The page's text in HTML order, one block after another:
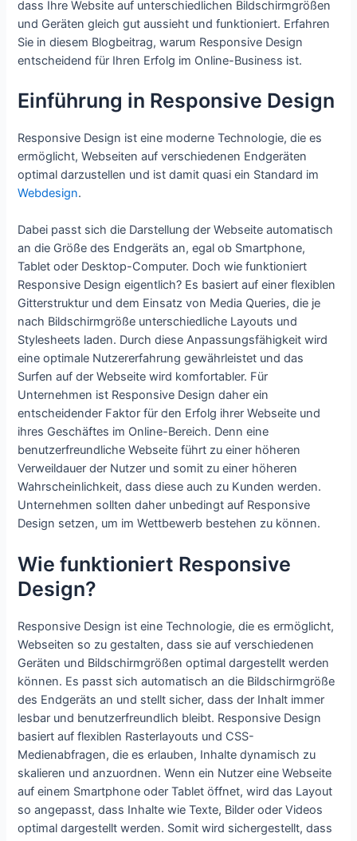
dass Ihre Website auf unterschiedlichen Bildschirmgrößen
und Geräten gleich gut aussieht und funktioniert. Erfahren
Sie in diesem Blogbeitrag, warum Responsive Design
entscheidend für Ihren Erfolg im Online-Business ist.
Einführung in Responsive Design
Responsive Design ist eine moderne Technologie, die es
ermöglicht, Webseiten auf verschiedenen Endgeräten
optimal darzustellen und ist damit quasi ein Standard im
Webdesign.
Dabei passt sich die Darstellung der Webseite automatisch
an die Größe des Endgeräts an, egal ob Smartphone,
Tablet oder Desktop-Computer. Doch wie funktioniert
Responsive Design eigentlich? Es basiert auf einer flexiblen
Gitterstruktur und dem Einsatz von Media Queries, die je
nach Bildschirmgröße unterschiedliche Layouts und
Stylesheets laden. Durch diese Anpassungsfähigkeit wird
eine optimale Nutzererfahrung gewährleistet und das
Surfen auf der Webseite wird komfortabler. Für
Unternehmen ist Responsive Design daher ein
entscheidender Faktor für den Erfolg ihrer Webseite und
ihres Geschäftes im Online-Bereich. Denn eine
benutzerfreundliche Webseite führt zu einer höheren
Verweildauer der Nutzer und somit zu einer höheren
Wahrscheinlichkeit, dass diese auch zu Kunden werden.
Unternehmen sollten daher unbedingt auf Responsive
Design setzen, um im Wettbewerb bestehen zu können.
Wie funktioniert Responsive
Design?
Responsive Design ist eine Technologie, die es ermöglicht,
Webseiten so zu gestalten, dass sie auf verschiedenen
Geräten und Bildschirmgrößen optimal dargestellt werden
können. Es passt sich automatisch an die Bildschirmgröße
des Endgeräts an und stellt sicher, dass der Inhalt immer
lesbar und benutzerfreundlich bleibt. Responsive Design
basiert auf flexiblen Rasterlayouts und CSS-
Medienabfragen, die es erlauben, Inhalte dynamisch zu
skalieren und anzuordnen. Wenn ein Nutzer eine Webseite
auf einem Smartphone oder Tablet öffnet, wird das Layout
so angepasst, dass Inhalte wie Texte, Bilder oder Videos
optimal dargestellt werden. Somit wird sichergestellt, dass